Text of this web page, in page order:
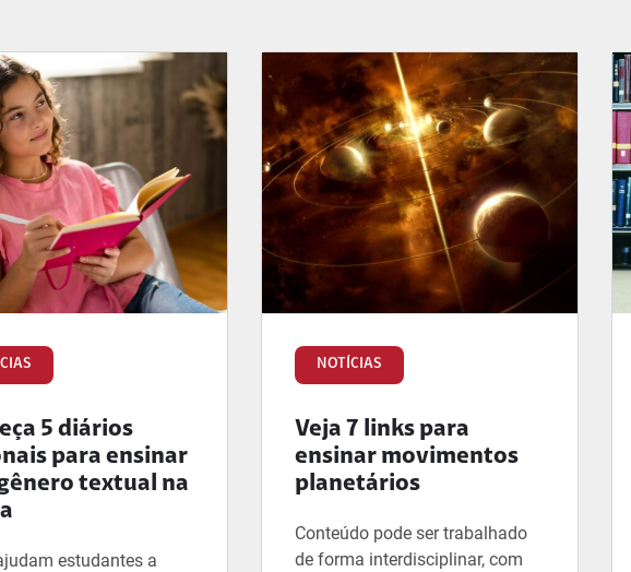
5 diários
para ensinar
textual na
estudantes a
NOTÍCIAS
Veja 7 links para
ensinar movimentos
planetários
Conteúdo pode ser trabalhado
de forma interdisciplinar, com